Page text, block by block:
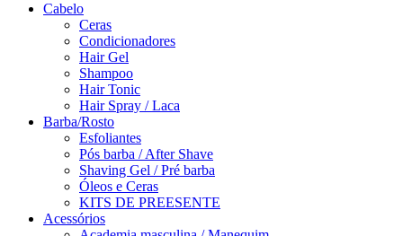
Cabelo
Ceras
Condicionadores
Hair Gel
Shampoo
Hair Tonic
Hair Spray / Laca
Barba/Rosto
Esfoliantes
Pós barba / After Shave
Shaving Gel / Pré barba
Óleos e Ceras
KITS DE PREESENTE
Acessórios